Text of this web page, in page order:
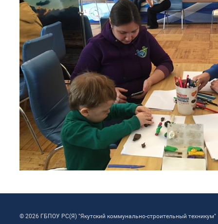
© 2026 ГБПОУ РС(Я) "Якутский коммунально-строительный техникум"